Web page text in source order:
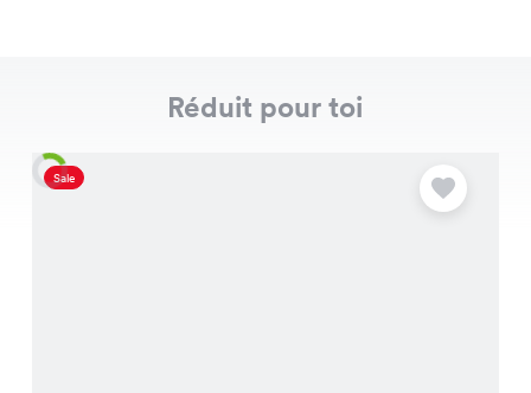
Réduit pour toi
Sale